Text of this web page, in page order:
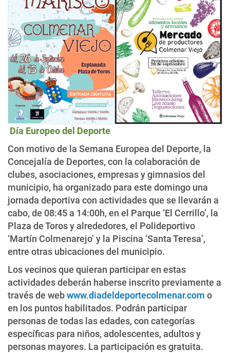
Día Europeo del Deporte
Con motivo de la Semana Europea del Deporte, la
Concejalía de Deportes, con la colaboración de
clubes, asociaciones, empresas y gimnasios del
municipio, ha organizado para este domingo una
jornada deportiva con actividades que se llevarán a
cabo, de 08:45 a 14:00h, en el Parque ‘El Cerrillo’, la
Plaza de Toros y alrededores, el Polideportivo
‘Martín Colmenarejo’ y la Piscina ‘Santa Teresa’,
entre otras ubicaciones del municipio.
Los vecinos que quieran participar en estas
actividades deberán haberse inscrito previamente a
través de webwww.diadeldeportecolmenar.com o
en los puntos habilitados. Podrán participar
personas de todas las edades, con categorías
específicas para niños, adolescentes, adultos y
personas mayores. La participación es gratuita.